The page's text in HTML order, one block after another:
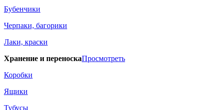
Бубенчики
Черпаки, багорики
Лаки, краски
Хранение и переноскаПросмотреть
Коробки
Ящики
Тубусы